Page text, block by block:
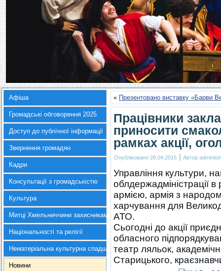
Афіша
Громадські обговорення 2025
Доступ до публічної інформації
Звернення громадян
Кадри
Консультації з громадськістю
Культура
Митці Хмельниччини захисникам України
Національності та релігії
Нематеріальна культурна спадщина
Новини
« Презентовано виставку «Барви
Працівники
приносити
рамках акції,
Опубліковано 28.04.2016 | Автор
Управління культури,
облдержадміністрації
армією, армія з
харчування для
АТО.
Сьогодні до акції
обласного
театр ляльок,
Старицького,